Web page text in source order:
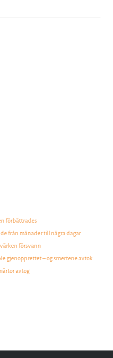
förbättrades
från månader till några dagar
försvann
gjenopprettet – og smertene avtok
avtog